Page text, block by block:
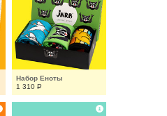
Набор Еноты
1 310 Р